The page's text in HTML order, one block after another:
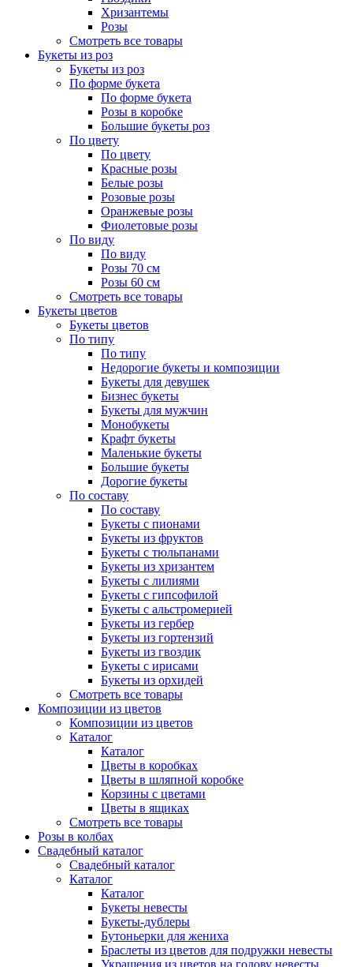
Хризантемы
Розы
Смотреть все товары
Букеты из роз
Букеты из роз
По форме букета
По форме букета
Розы в коробке
Большие букеты роз
По цвету
По цвету
Красные розы
Белые розы
Розовые розы
Оранжевые розы
Фиолетовые розы
По виду
По виду
Розы 70 см
Розы 60 см
Смотреть все товары
Букеты цветов
Букеты цветов
По типу
По типу
Недорогие букеты и композиции
Букеты для девушек
Бизнес букеты
Букеты для мужчин
Монобукеты
Крафт букеты
Маленькие букеты
Большие букеты
Дорогие букеты
По составу
По составу
Букеты с пионами
Букеты из фруктов
Букеты с тюльпанами
Букеты из хризантем
Букеты с лилиями
Букеты с гипсофилой
Букеты с альстромерией
Букеты из гербер
Букеты из гортензий
Букеты из гвоздик
Букеты с ирисами
Букеты из орхидей
Смотреть все товары
Композиции из цветов
Композиции из цветов
Каталог
Каталог
Цветы в коробках
Цветы в шляпной коробке
Корзины с цветами
Цветы в ящиках
Смотреть все товары
Розы в колбах
Свадебный каталог
Свадебный каталог
Каталог
Каталог
Букеты невесты
Букеты-дублеры
Бутоньерки для жениха
Браслеты из цветов для подружки невесты